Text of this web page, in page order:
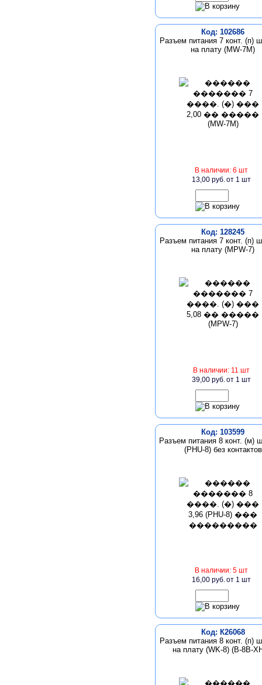
Код: 102686
Разъем питания 7 конт. (п)
на плату (MW-7M)
В наличии: 6 шт
13,00 руб.от 1 шт
Код: 128245
Разъем питания 7 конт. (п)
на плату (MPW-7)
В наличии: 11 шт
39,00 руб.от 1 шт
Код: 103599
Разъем питания 8 конт. (м)
(PHU-8) без контактов
В наличии: 5 шт
16,00 руб.от 1 шт
Код: К26068
Разъем питания 8 конт. (п)
на плату (WK-8) (B-8B-